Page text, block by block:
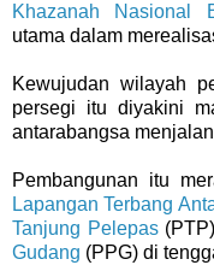
Khazanah Nasional
utama dalam
Kewujudan wilayah
persegi itu diyakini
antarabangsa
Pembangunan itu
Lapangan Terbang
Tanjung Pelepas
Gudang (PPG) di